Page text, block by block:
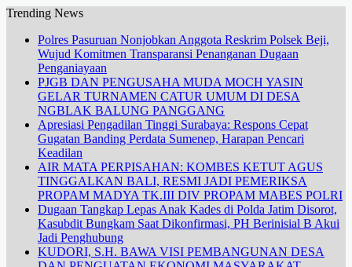
Trending News
Polres Pasuruan Nonjobkan Anggota Reskrim Polsek Beji,
Wujud Komitmen Transparansi Penanganan Dugaan
Penganiayaan
PJGB DAN PENGUSAHA MUDA MOCH YASIN
GELAR TURNAMEN CATUR UMUM DI DESA
NGBLAK BALUNG PANGGANG
Apresiasi Pengadilan Tinggi Surabaya: Respons Cepat
Gugatan Banding Perdata Sumenep, Harapan Pencari
Keadilan
AIR MATA PERPISAHAN: KOMBES KETUT AGUS
TINGGALKAN BALI, RESMI JADI PEMERIKSA
PROPAM MADYA TK.III DIV PROPAM MABES POLRI
Dugaan Tangkap Lepas Anak Kades di Polda Jatim Disorot,
Kasubdit Bungkam Saat Dikonfirmasi, PH Berinisial B Akui
Jadi Penghubung
KUDORI, S.H. BAWA VISI PEMBANGUNAN DESA